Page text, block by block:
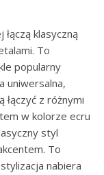
klasyczną
To
popularny
uniwersalna,
łączyć z różnymi
w kolorze ecru
styl
To
nabiera